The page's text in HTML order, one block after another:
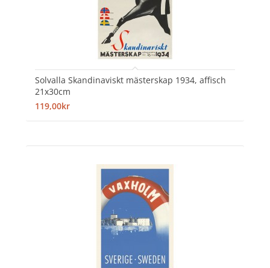
Solvalla Skandinaviskt mästerskap 1934, affisch
21x30cm
119,00kr